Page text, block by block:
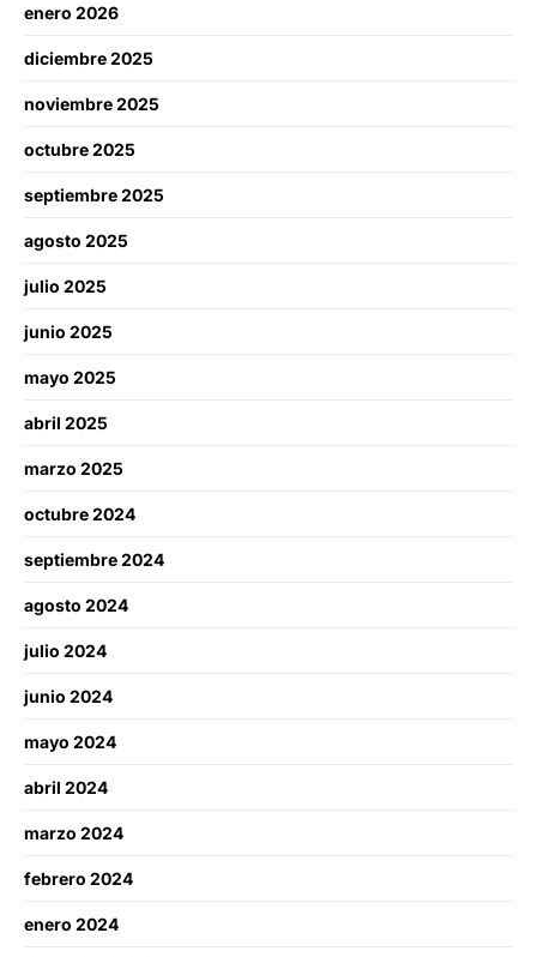
enero 2026
diciembre 2025
noviembre 2025
octubre 2025
septiembre 2025
agosto 2025
julio 2025
junio 2025
mayo 2025
abril 2025
marzo 2025
octubre 2024
septiembre 2024
agosto 2024
julio 2024
junio 2024
mayo 2024
abril 2024
marzo 2024
febrero 2024
enero 2024